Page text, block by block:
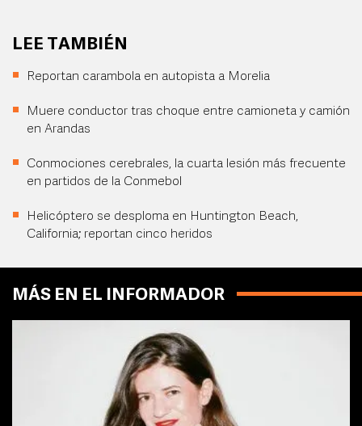
LEE TAMBIÉN
Reportan carambola en autopista a Morelia
Muere conductor tras choque entre camioneta y camión
en Arandas
Conmociones cerebrales, la cuarta lesión más frecuente
en partidos de la Conmebol
Helicóptero se desploma en Huntington Beach,
California; reportan cinco heridos
MÁS EN EL INFORMADOR